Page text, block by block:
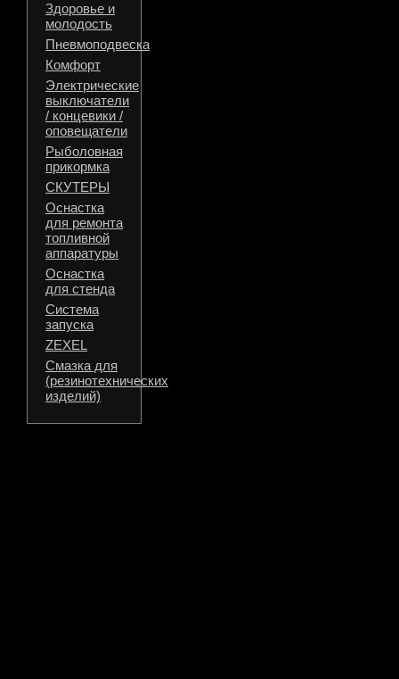
Здоровье и
молодость
Пневмоподвеска
Комфорт
Электрические
выключатели
/ концевики /
оповещатели
Рыболовная
прикормка
СКУТЕРЫ
Оснастка
для ремонта
топливной
аппаратуры
Оснастка
для стенда
Система
запуска
ZEXEL
Смазка для
(резинотехнических
изделий)